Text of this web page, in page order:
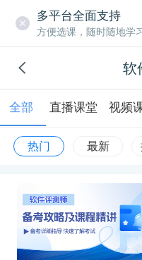
多平台全面支持
方便选课，随时随地学
软
全部 直播课堂 视频
热门 最新